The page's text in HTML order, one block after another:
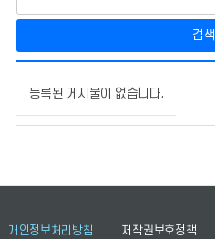
검색
원
의
시
등록된 게시물이 없습니다.
개인정보처리방침 저작권보호정책